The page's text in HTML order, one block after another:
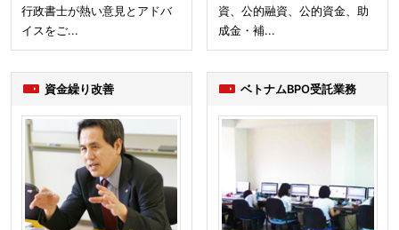
行政書士が熱い意見とアドバ
イスをご...
資、公的融資、公的資金、助
成金・補...
資金繰り改善 ベトナムBPO受託業務